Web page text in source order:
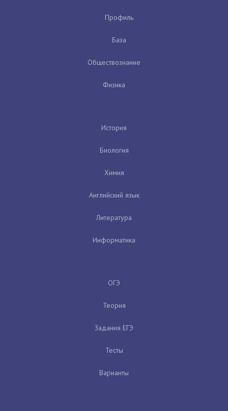
Профиль
База
Обществознание
Физика
История
Биология
Химия
Английский язык
Литература
Информатика
ОГЭ
Теория
Задания ЕГЭ
Тесты
Варианты